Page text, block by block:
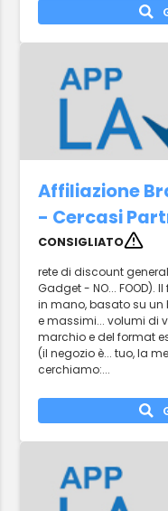
Affiliazione
- Cercasi
CONSIGLIATO
rete di discount
Gadget - NO... FOOD).
in mano, basato su un
e massimi... volumi di
marchio e del format
(il negozio è... tuo, la
cerchiamo:...